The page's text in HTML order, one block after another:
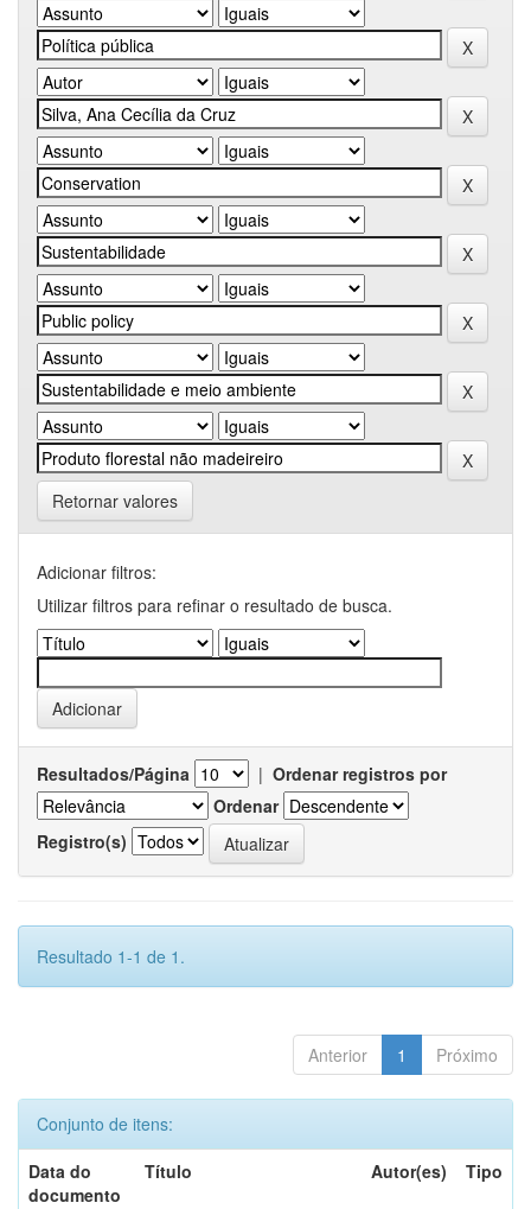
Retornar valores
Adicionar filtros:
Utilizar filtros para refinar o resultado de busca.
Resultados/Página | Ordenar registros por
Ordenar
Registro(s)
Resultado 1-1 de 1.
Anterior 1 Próximo
Conjunto de itens:
Data do
documento
Título Autor(es) Tipo